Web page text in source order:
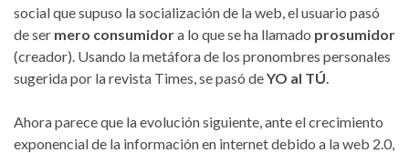
social que supuso la socialización de la web, el usuario pasó
de ser mero consumidora lo que se ha llamado prosumidor
(creador). Usando la metáfora de los pronombres personales
sugerida por la revista Times, se pasó deYO al TÚ
Ahora parece que la evolución siguiente, ante el crecimiento
exponencial de la información en internet debido a la web 2.0,